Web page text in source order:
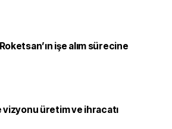
işe alım sürecine
üretim ve ihracatı